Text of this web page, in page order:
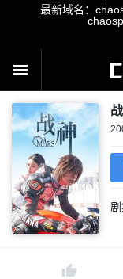
最新域名：